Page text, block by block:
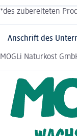
*des zubereiteten
Anschrift des
MOGLi Naturkost